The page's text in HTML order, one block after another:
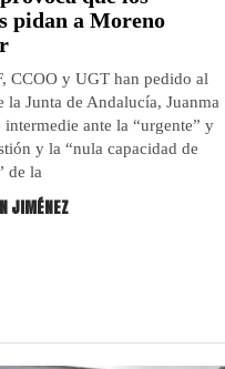
pidan a Moreno
CCOO y UGT han pedido al
la Junta de Andalucía, Juanma
ante la “urgente” y
y la “nula capacidad de
de la
JIMÉNEZ